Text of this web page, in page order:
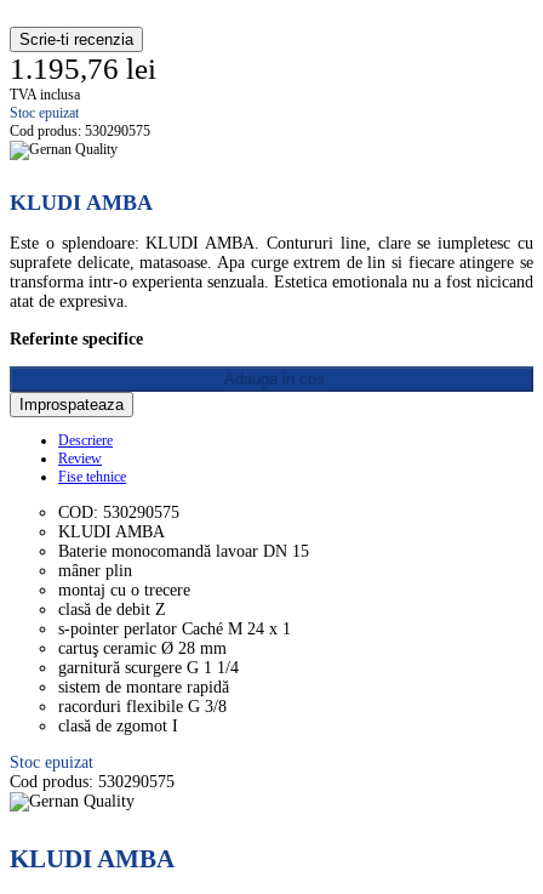
Scrie-ti recenzia
1.195,76 lei
TVA inclusa
Stoc epuizat
Cod produs: 530290575
KLUDI AMBA
Este o splendoare: KLUDI AMBA. Contururi line, clare se iumpletesc cu
suprafete delicate, matasoase. Apa curge extrem de lin si fiecare atingere se
transforma intr-o experienta senzuala. Estetica emotionala nu a fost nicicand
atat de expresiva.
Referinte specifice
Adauga in cos
Descriere
Review
Fise tehnice
COD: 530290575
KLUDI AMBA
Baterie monocomandă lavoar DN 15
mâner plin
montaj cu o trecere
clasă de debit Z
s-pointer perlator Caché M 24 x 1
cartuş ceramic Ø 28 mm
garnitură scurgere G 1 1/4
sistem de montare rapidă
racorduri flexibile G 3/8
clasă de zgomot I
Stoc epuizat
Cod produs: 530290575
KLUDI AMBA